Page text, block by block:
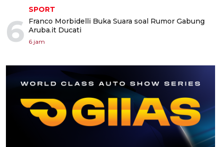
6
SPORT
Franco Morbidelli Buka Suara soal Rumor Gabung
Aruba.it Ducati
6 jam